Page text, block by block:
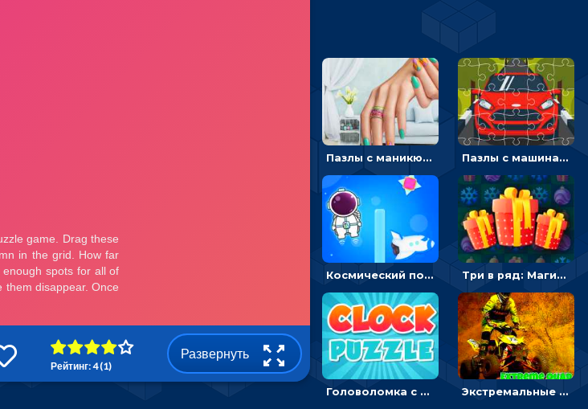
Пазлы с маникюром: собери идеальный рисунок для ногтей Пазлы с машинами Форд: собирать картинки и открывать новые
Космический побег: двигать космонавта, чтобы попасть к кораблю Три в ряд: Магические рождественские драгоценности
Головоломка с часами для детей: читать время по циферблату Экстремальные пазлы с квадроциклами: собирать крутые тачки
Рейтинг: 4 (1)
Развернуть